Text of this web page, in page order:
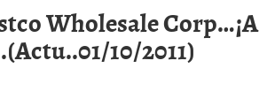
Wholesale Corp…¡A
10/2011)